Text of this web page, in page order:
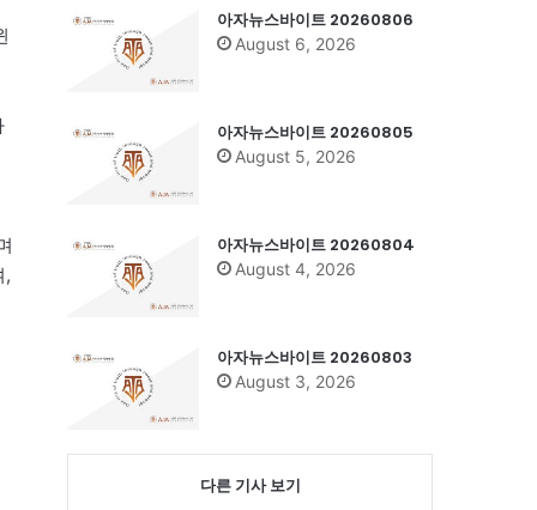
,
아자뉴스바이트 20260806
August 6, 2026
아자뉴스바이트 20260805
August 5, 2026
아자뉴스바이트 20260804
August 4, 2026
아자뉴스바이트 20260803
August 3, 2026
다른 기사 보기